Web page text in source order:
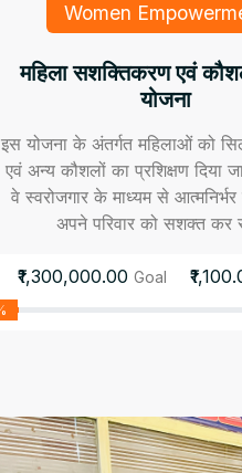
Women
महिला सशक्तिकरण एवं
योजना
इस योजना के अंतर्गत महिलाओं को
एवं अन्य कौशलों का प्रशिक्षण दिया
वे स्वरोजगार के माध्यम से
अपने परिवार को सशक्त कर
₹1,300,000.00 Goal